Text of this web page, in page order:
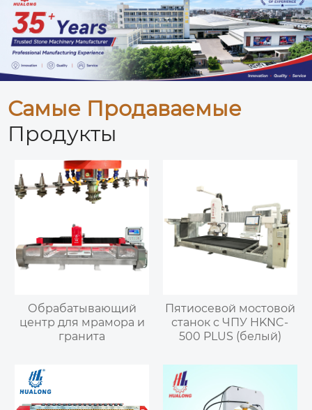
Самые Продаваемые
Продукты
Обрабатывающий
центр для мрамора и
гранита
Пятиосевой мостовой
станок с ЧПУ HKNC-
500 PLUS (белый)